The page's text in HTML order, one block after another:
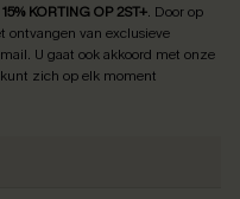
KORTING OP 2ST+. Door op
ontvangen van exclusieve
U gaat ook akkoord met onze
zich op elk moment